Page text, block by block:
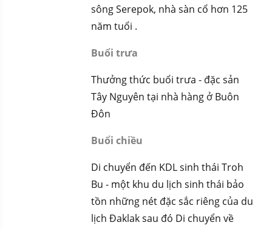
sông Serepok, nhà sàn cổ hơn 125
năm tuổi .
Buổi trưa
Thưởng thức buổi trưa - đặc sản
Tây Nguyên tại nhà hàng ở Buôn
Đôn
Buổi chiều
Di chuyển đến KDL sinh thái Troh
Bu - một khu du lịch sinh thái bảo
tồn những nét đặc sắc riêng của du
lịch Đaklaksau đó Di chuyển về